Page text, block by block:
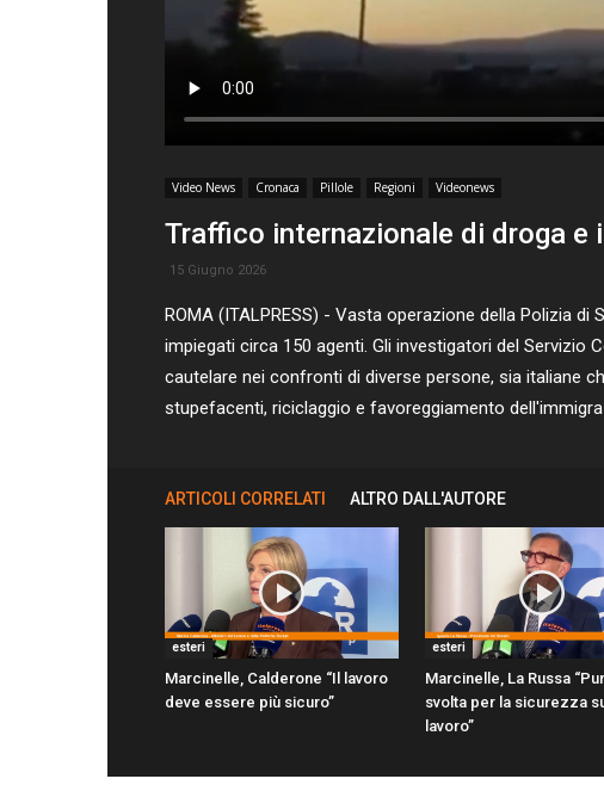
Video News Cronaca Pillole Regioni Videonews
Traffico internazionale di droga
15 Giugno 2026
ROMA (ITALPRESS) - Vasta operazione della Polizia
impiegati circa 150 agenti. Gli investigatori del Servizio
cautelare nei confronti di diverse persone, sia italiane
stupefacenti, riciclaggio e favoreggiamento
ARTICOLI CORRELATI ALTRO DALL'AUTORE
esteri
Marcinelle, Calderone “Il lavoro
deve essere più sicuro”
esteri
Marcinelle, La Russa
svolta per la sicurezza
lavoro”